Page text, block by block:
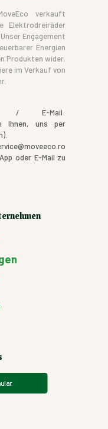
verkauft
Elektrodreiräder
Engagement
Energien
Produkten wider.
im Verkauf von
/ E-Mail:
Ihnen, uns per
oder E-Mail zu